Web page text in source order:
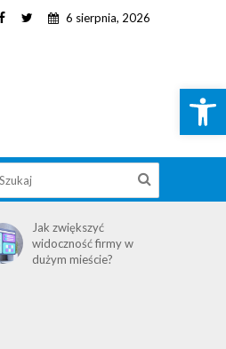
Open toolbar
6 sierpnia, 2026
Jak zwiększyć
widoczność firmy w
dużym mieście?